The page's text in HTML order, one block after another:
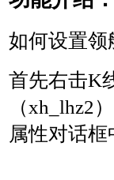
如何设置领
首先右击K
（xh_lhz2
属性对话